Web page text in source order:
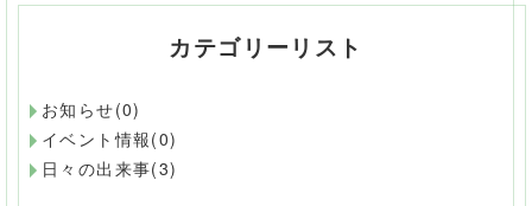
カテゴリーリスト
お知らせ(0)
イベント情報(0)
日々の出来事(3)